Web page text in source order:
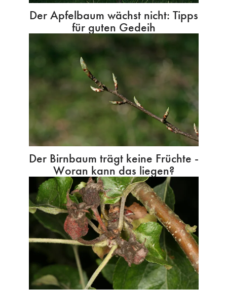
Der Apfelbaum wächst nicht: Tipps
für guten Gedeih
Der Birnbaum trägt keine Früchte -
Woran kann das liegen?